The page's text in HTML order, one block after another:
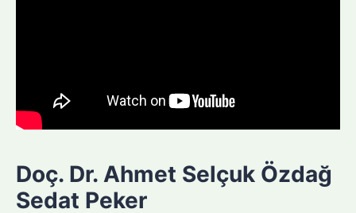
Doç. Dr. Ahmet Selçuk Özdağ
Sedat Peker